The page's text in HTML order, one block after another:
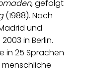
, gefolgt
(1988). Nach
und
in Berlin.
in 25 Sprachen